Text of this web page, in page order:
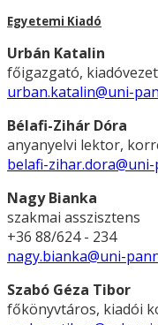
Egyetemi Kiadó
Urbán Katalin
főigazgató,
urban.katalin@uni-
Bélafi-Zihár Dóra
anyanyelvi lektor,
belafi-
Nagy Bianka
szakmai asszisztens
+36 88/624 - 234
nagy.bianka@uni-
Szabó Géza Tibor
főkönyvtáros, kiadói